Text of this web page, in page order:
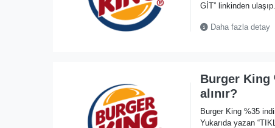
GİT” linkinden ulaşıp...
Daha fazla detay
Burger King
alınır?
Burger King %35
Yukarıda yazan